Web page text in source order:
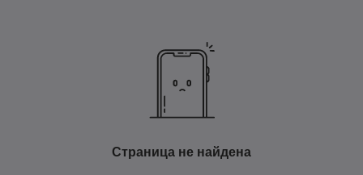
Страница не найдена